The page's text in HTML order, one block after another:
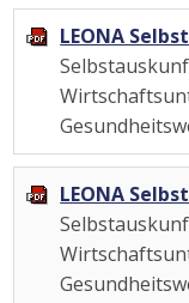
LEONA
LEONA